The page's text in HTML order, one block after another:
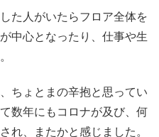
た人がいたらフロア全体を
中心となったり、仕事や生
ちょとまの辛抱と思ってい
数年にもコロナが及び、何
れ、またかと感じました。